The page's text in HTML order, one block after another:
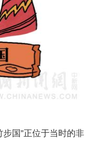
国”正位于当时的非